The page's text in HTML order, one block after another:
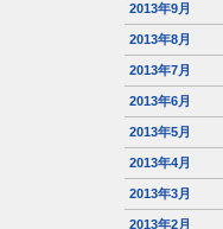
2013年9月
2013年8月
2013年7月
2013年6月
2013年5月
2013年4月
2013年3月
2013年2月